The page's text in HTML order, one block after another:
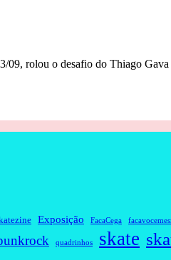
rolou o desafio do Thiago Gava
Exposição FacaCega
quadrinhos skate